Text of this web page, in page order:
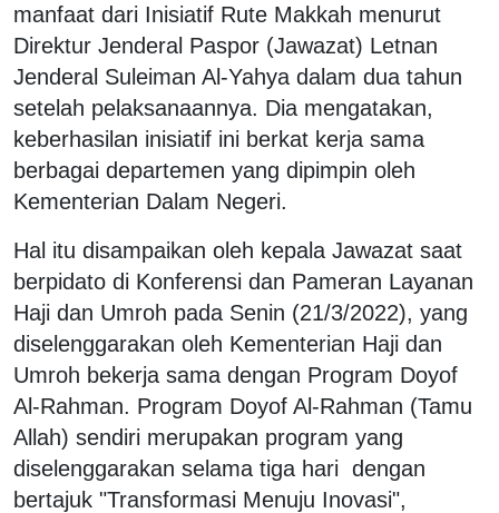
manfaat dari Inisiatif Rute Makkah menurut
Direktur Jenderal Paspor (Jawazat) Letnan
Jenderal Suleiman Al-Yahya dalam dua tahun
setelah pelaksanaannya. Dia mengatakan,
keberhasilan inisiatif ini berkat kerja sama
berbagai departemen yang dipimpin oleh
Kementerian Dalam Negeri.
Hal itu disampaikan oleh kepala Jawazat saat
berpidato di Konferensi dan Pameran Layanan
Haji dan Umroh pada Senin (21/3/2022), yang
diselenggarakan oleh Kementerian Haji dan
Umroh bekerja sama dengan Program Doyof
Al-Rahman. Program Doyof Al-Rahman (Tamu
Allah) sendiri merupakan program yang
diselenggarakan selama tiga hari dengan
bertajuk "Transformasi Menuju Inovasi",